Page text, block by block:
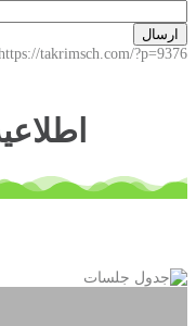
ارسال
takrimsch.com/?p=9376